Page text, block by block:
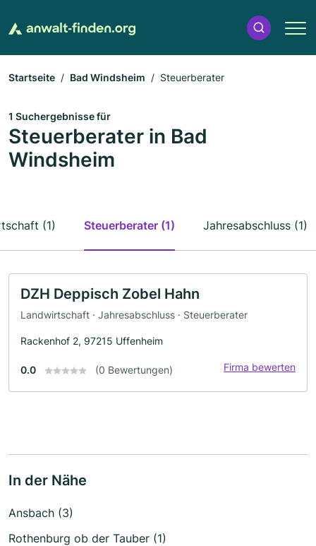
Startseite Bad Windsheim Steuerberater
1 Suchergebnisse für
Steuerberater in Bad
Windsheim
(1) Steuerberater (1) Jahresabschluss (1)
DZH Deppisch Zobel Hahn
Landwirtschaft · Jahresabschluss · Steuerberater
Rackenhof 2, 97215 Uffenheim
0.0 (0 Bewertungen) Firma bewerten
In der Nähe
Ansbach (3)
Rothenburg ob der Tauber (1)